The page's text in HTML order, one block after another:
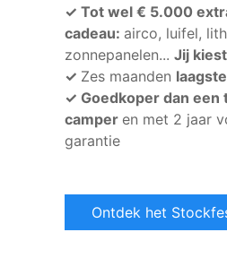
✓ Tot wel € 5.000
cadeau: airco, luifel,
zonnepanelen... Jij
✓ Zes maanden
✓ Goedkoper dan een
camper en met 2 jaar
garantie
Ontdek het